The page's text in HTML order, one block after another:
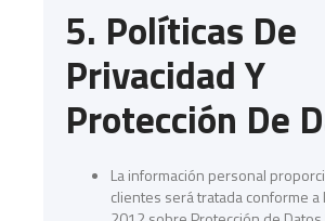
5. Políticas De
Privacidad Y
Protección De
La información personal
clientes será tratada conforme a